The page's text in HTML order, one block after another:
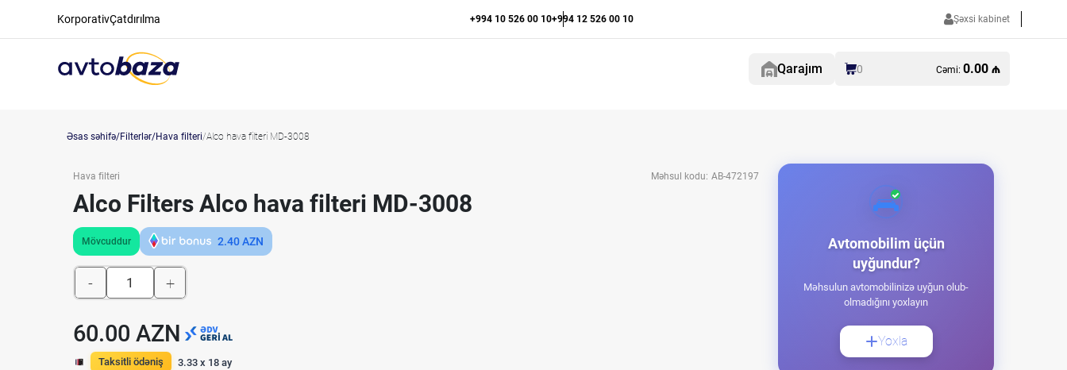
KorporativÇatdırılma +994 10 526 00 10+994 12 526 00 10 Şəxsi kabinet
Qarajım 0 Cəmi: 0.00 ₼
Əsas səhifə Filterlər Hava filteri Alco hava filteri MD-3008
Hava filteri Məhsul kodu: AB-472197
Alco Filters Alco hava filteri MD-3008
Mövcuddur 2.40AZN
- +
60.00 AZN
Taksitli ödəniş 3.33 x 18 ay
Avtomobilim üçün
uyğundur?
Məhsulun avtomobilinizə uyğun olub-
olmadığını yoxlayın
Yoxla